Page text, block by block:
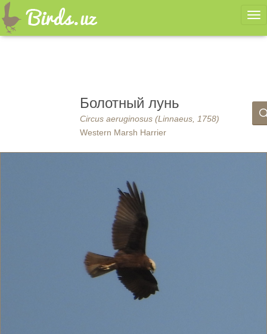
Болотный лунь
Circus aeruginosus (Linnaeus, 1758)
Western Marsh Harrier